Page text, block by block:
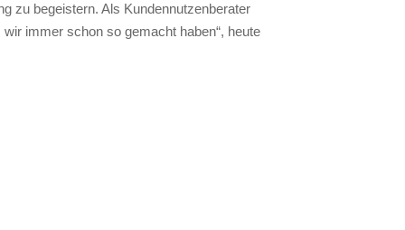
zu begeistern. Als Kundennutzenberater
immer schon so gemacht haben“, heute